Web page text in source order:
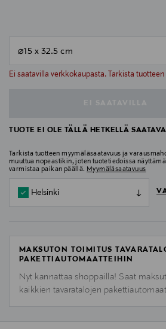
Ei saatavilla verkkokaupasta. Tarkista
null
TUOTE EI OLE TÄLLÄ HETKELLÄ
Tarkista tuotteen myymäläsaatavuus ja
muuttua nopeastikin, joten tuotetiedoissa
varmistaa paikan päällä. Myymäläsaatavuus
Helsinki
MAKSUTON TOIMITUS
PAKETTIAUTOMAATTEIHIN
Nyt kannattaa shoppailla! Saat
kaikkien tavaratalojen